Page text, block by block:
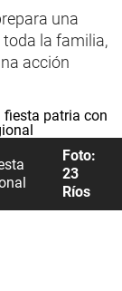
una
la familia,
acción
Foto:
23
Ríos